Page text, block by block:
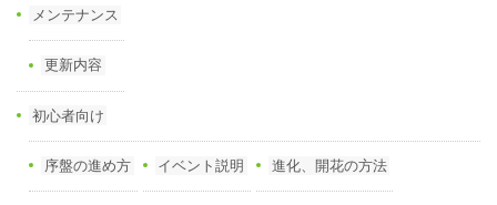
メンテナンス
更新内容
初心者向け
序盤の進め方 イベント説明 進化、開花の方法